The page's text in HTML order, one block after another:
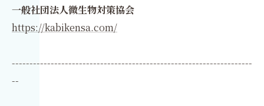
一般社団法人微生物対策協会
https://kabikensa.com/
--------------------------------------------------------------------
--